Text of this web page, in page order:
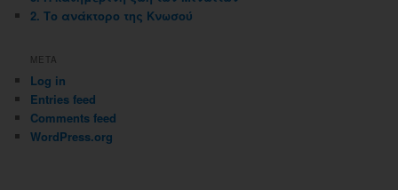
2. Το ανάκτορο της Κνωσού
META
Log in
Entries feed
Comments feed
WordPress.org